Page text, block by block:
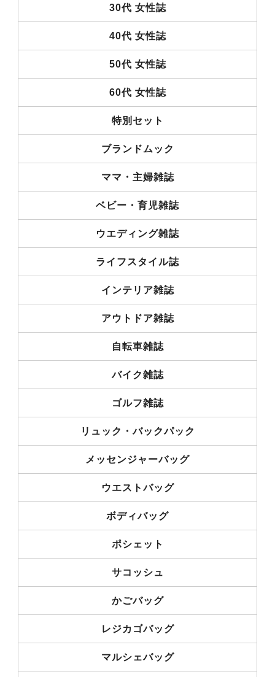
30代 女性誌
40代 女性誌
50代 女性誌
60代 女性誌
特別セット
ブランドムック
ママ・主婦雑誌
ベビー・育児雑誌
ウエディング雑誌
ライフスタイル誌
インテリア雑誌
アウトドア雑誌
自転車雑誌
バイク雑誌
ゴルフ雑誌
リュック・バックパック
メッセンジャーバッグ
ウエストバッグ
ボディバッグ
ポシェット
サコッシュ
かごバッグ
レジカゴバッグ
マルシェバッグ